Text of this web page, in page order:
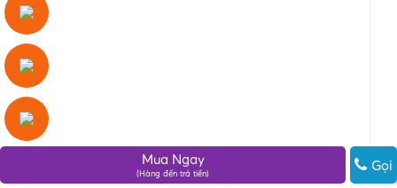
Bao Cao Su OLO 0,01 Đen – Siêu Mỏng , Hương Vani ( Hộp
10 chiếc )
Mua Ngay
(Hàng đến trả tiền)
Gọi